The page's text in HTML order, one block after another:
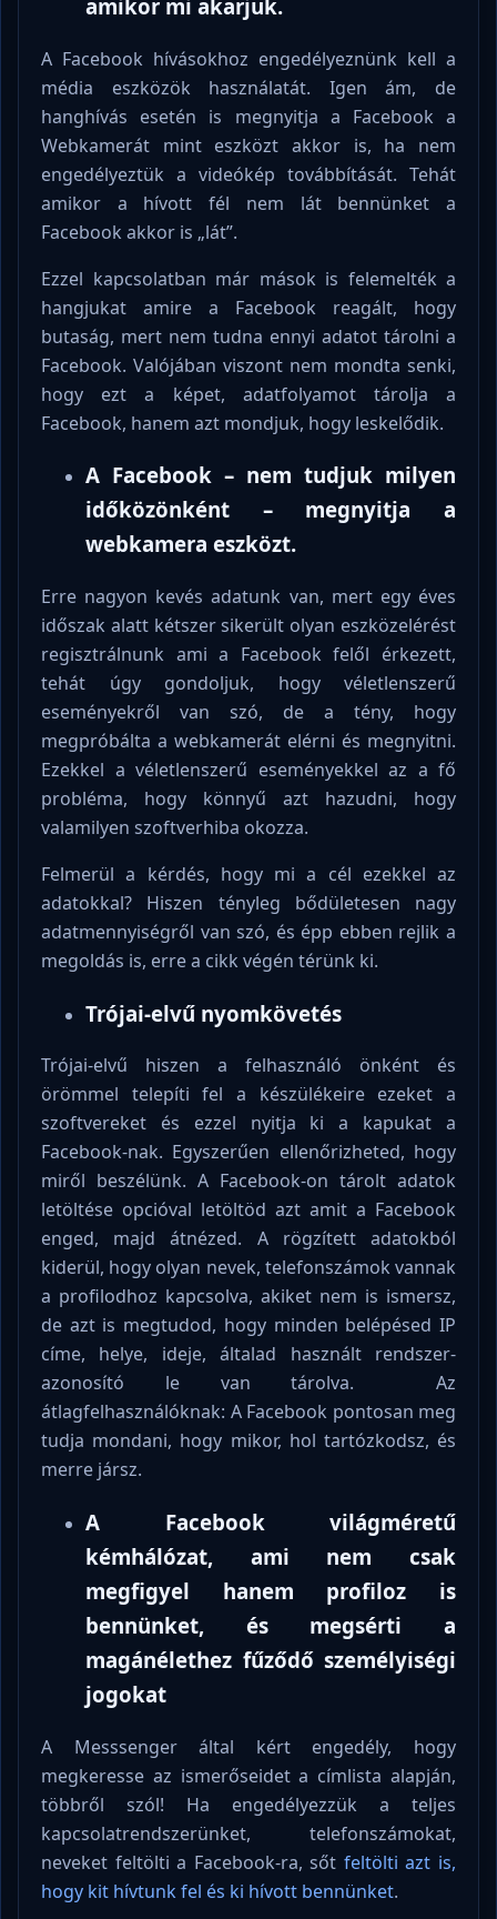
amikor mi akarjuk.
A Facebook hívásokhoz engedélyeznünk kell a
média eszközök használatát. Igen ám, de
hanghívás esetén is megnyitja a Facebook a
Webkamerát mint eszközt akkor is, ha nem
engedélyeztük a videókép továbbítását. Tehát
amikor a hívott fél nem lát bennünket a
Facebook akkor is „lát”.
Ezzel kapcsolatban már mások is felemelték a
hangjukat amire a Facebook reagált, hogy
butaság, mert nem tudna ennyi adatot tárolni a
Facebook. Valójában viszont nem mondta senki,
hogy ezt a képet, adatfolyamot tárolja a
Facebook, hanem azt mondjuk, hogy leskelődik.
A Facebook – nem tudjuk milyen
időközönként – megnyitja a
webkamera eszközt.
Erre nagyon kevés adatunk van, mert egy éves
időszak alatt kétszer sikerült olyan eszközelérést
regisztrálnunk ami a Facebook felől érkezett,
tehát úgy gondoljuk, hogy véletlenszerű
eseményekről van szó, de a tény, hogy
megpróbálta a webkamerát elérni és megnyitni.
Ezekkel a véletlenszerű eseményekkel az a fő
probléma, hogy könnyű azt hazudni, hogy
valamilyen szoftverhiba okozza.
Felmerül a kérdés, hogy mi a cél ezekkel az
adatokkal? Hiszen tényleg bődületesen nagy
adatmennyiségről van szó, és épp ebben rejlik a
megoldás is, erre a cikk végén térünk ki.
Trójai-elvű nyomkövetés
Trójai-elvű hiszen a felhasználó önként és
örömmel telepíti fel a készülékeire ezeket a
szoftvereket és ezzel nyitja ki a kapukat a
Facebook-nak. Egyszerűen ellenőrizheted, hogy
miről beszélünk. A Facebook-on tárolt adatok
letöltése opcióval letöltöd azt amit a Facebook
enged, majd átnézed. A rögzített adatokból
kiderül, hogy olyan nevek, telefonszámok vannak
a profilodhoz kapcsolva, akiket nem is ismersz,
de azt is megtudod, hogy minden belépésed IP
címe, helye, ideje, általad használt rendszer-
azonosító le van tárolva. Az
átlagfelhasználóknak: A Facebook pontosan meg
tudja mondani, hogy mikor, hol tartózkodsz, és
merre jársz.
A Facebook világméretű
kémhálózat, ami nem csak
megfigyel hanem profiloz is
bennünket, és megsérti a
magánélethez fűződő személyiségi
jogokat
A Messsenger által kért engedély, hogy
megkeresse az ismerőseidet a címlista alapján,
többről szól! Ha engedélyezzük a teljes
kapcsolatrendszerünket, telefonszámokat,
neveket feltölti a Facebook-ra, sőt feltölti azt is,
hogy kit hívtunk fel és ki hívott bennünket.